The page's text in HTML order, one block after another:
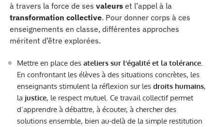
à travers la force de ses valeurs et l’appel à la
transformation collective. Pour donner corps à ces
enseignements en classe, différentes approches
méritent d’être explorées.
Mettre en place des ateliers sur l’égalité et la tolérance
En confrontant les élèves à des situations concrètes, les
enseignants stimulent la réflexion sur les droits humains,
la justice, le respect mutuel. Ce travail collectif permet
d’apprendre à débattre, à écouter, à chercher des
solutions ensemble, bien au-delà de la simple restitution